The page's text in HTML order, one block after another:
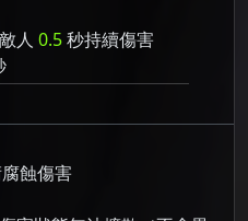
人 0.5秒持續傷害
蝕傷害